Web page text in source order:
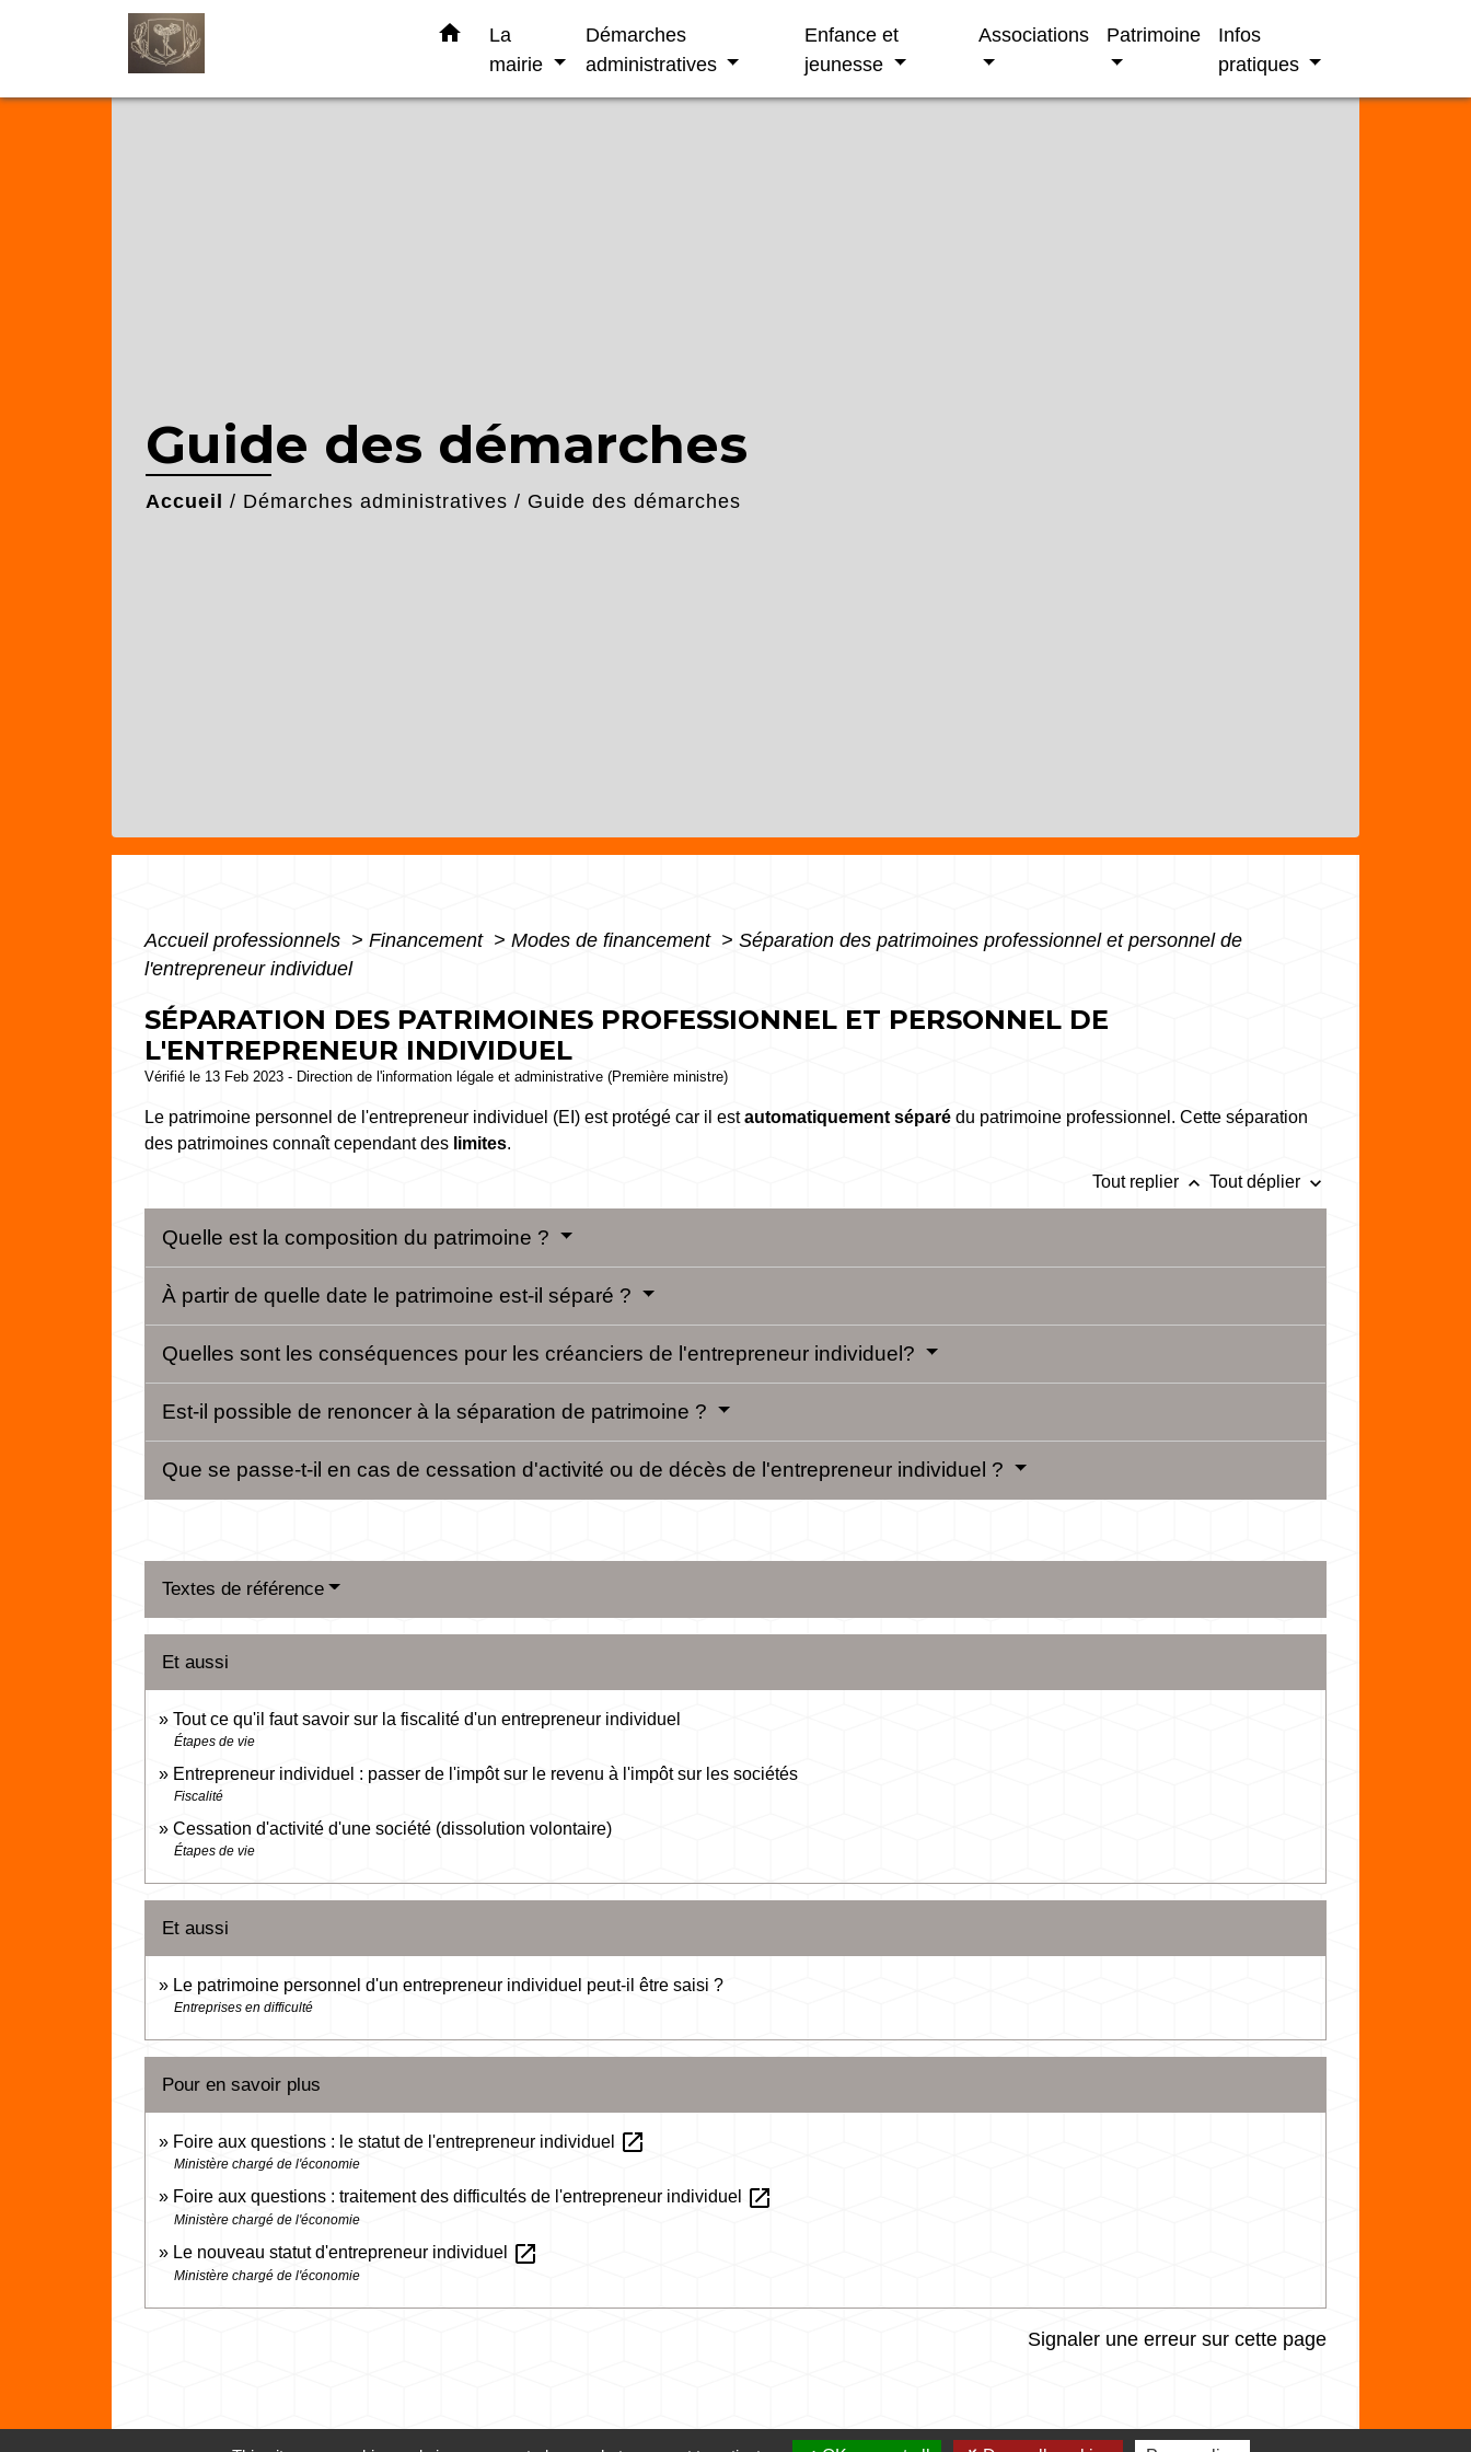
home
La
mairie
Démarches
administratives
Enfance et
jeunesse
Associations Patrimoine
Infos
pratiques
Guide des démarches
Accueil / Démarches administratives / Guide des démarches
Accueil professionnels > Financement > Modes de financement > Séparation des patrimoines professionnel et personnel de
l'entrepreneur individuel
SÉPARATION DES PATRIMOINES PROFESSIONNEL ET PERSONNEL DE
L'ENTREPRENEUR INDIVIDUEL
Vérifié le 13 Feb 2023 - Direction de l'information légale et administrative (Première ministre)
Le patrimoine personnel de l'entrepreneur individuel (EI) est protégé car il estautomatiquement séparé du patrimoine professionnel. Cette séparation
des patrimoines connaît cependant des limites.
Tout replier keyboard_arrow_up Tout déplier keyboard_arrow_down
Quelle est la composition du patrimoine ?
À partir de quelle date le patrimoine est-il séparé ?
Quelles sont les conséquences pour les créanciers de l'entrepreneur individuel?
Est-il possible de renoncer à la séparation de patrimoine ?
Que se passe-t-il en cas de cessation d'activité ou de décès de l'entrepreneur individuel ?
Textes de référence
Et aussi
Tout ce qu'il faut savoir sur la fiscalité d'un entrepreneur individuel
Étapes de vie
Entrepreneur individuel : passer de l'impôt sur le revenu à l'impôt sur les sociétés
Fiscalité
Cessation d'activité d'une société (dissolution volontaire)
Étapes de vie
Et aussi
Le patrimoine personnel d'un entrepreneur individuel peut-il être saisi ?
Entreprises en difficulté
Pour en savoir plus
Foire aux questions : le statut de l'entrepreneur individuel open_in_new
Ministère chargé de l'économie
Foire aux questions : traitement des difficultés de l'entrepreneur individuel open_in_new
Ministère chargé de l'économie
Le nouveau statut d'entrepreneur individuel open_in_new
Ministère chargé de l'économie
Signaler une erreur sur cette page